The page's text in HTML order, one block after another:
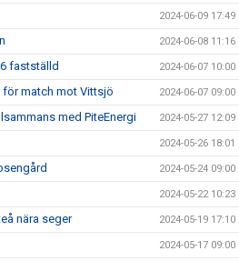
2024-06-09 17:49
2024-06-08 11:16
fastställd 2024-06-07 10:00
match mot Vittsjö 2024-06-07 09:00
med PiteEnergi 2024-05-27 12:09
2024-05-26 18:01
2024-05-24 09:00
2024-05-22 10:23
nära seger 2024-05-19 17:10
2024-05-17 09:00